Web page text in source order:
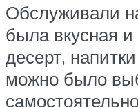
Обслуживали
была вкусная и
десерт,
можно было